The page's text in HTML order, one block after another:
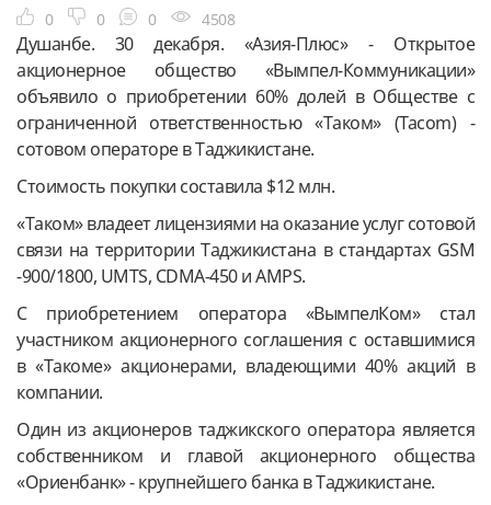
0 0 0 4508
Душанбе. 30 декабря. «Азия-Плюс» - Открытое
акционерное общество «Вымпел-Коммуникации»
объявило о приобретении 60% долей в Обществе с
ограниченной ответственностью «Таком» (Tacom) -
сотовом операторе в Таджикистане.
Стоимость покупки составила $12 млн.
«Таком» владеет лицензиями на оказание услуг сотовой
связи на территории Таджикистана в стандартах GSM
-900/1800, UMTS, CDMA-450 и AMPS.
С приобретением оператора «ВымпелКом» стал
участником акционерного соглашения с оставшимися
в «Такоме» акционерами, владеющими 40% акций в
компании.
Один из акционеров таджикского оператора является
собственником и главой акционерного общества
«Ориенбанк» - крупнейшего банка в Таджикистане.